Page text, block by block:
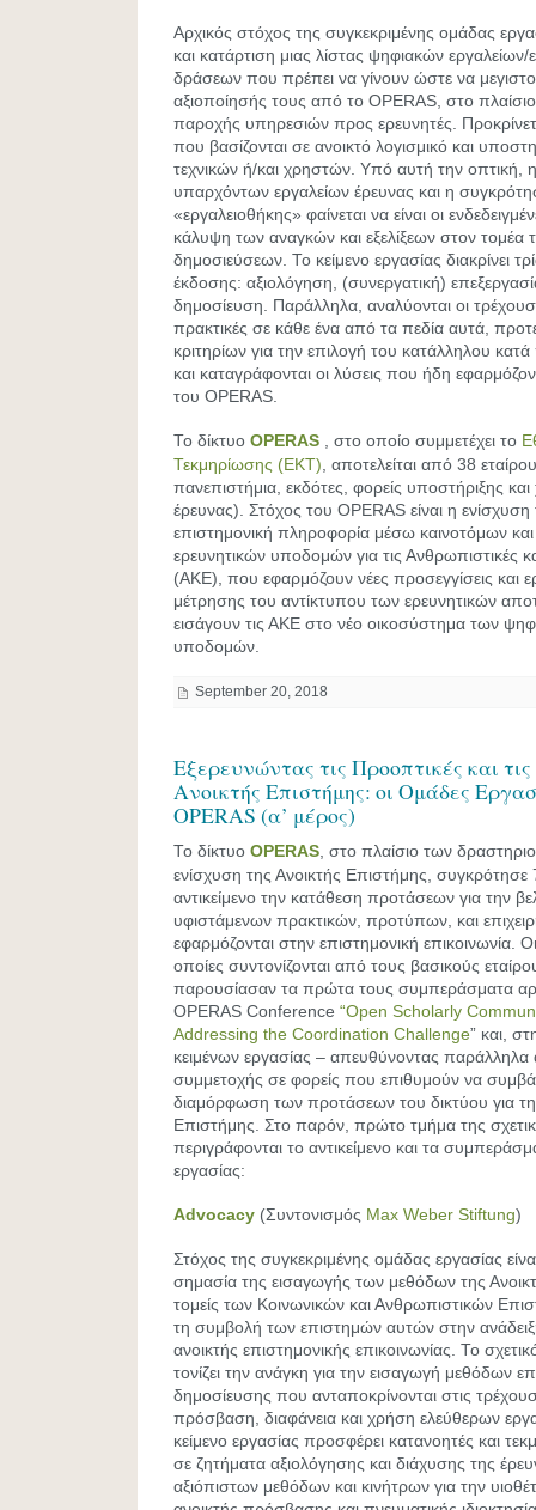
Αρχικός στόχος της συγκεκριμένης ομάδας
και κατάρτιση μιας λίστας ψηφιακών
δράσεων που πρέπει να γίνουν ώστε να
αξιοποίησής τους από το OPERAS, στο πλαίσιο
παροχής υπηρεσιών προς ερευνητές.
που βασίζονται σε ανοικτό λογισμικό και
τεχνικών ή/και χρηστών. Υπό αυτή την οπτική,
υπαρχόντων εργαλείων έρευνας και η
«εργαλειοθήκης» φαίνεται να είναι οι
κάλυψη των αναγκών και εξελίξεων στον τομέα
δημοσιεύσεων. Το κείμενο εργασίας διακρίνει
έκδοσης: αξιολόγηση, (συνεργατική)
δημοσίευση. Παράλληλα, αναλύονται οι
πρακτικές σε κάθε ένα από τα πεδία αυτά,
κριτηρίων για την επιλογή του κατάλληλου
και καταγράφονται οι λύσεις που ήδη
του OPERAS.
Το δίκτυο OPERAS , στο οποίο συμμετέχει το
Τεκμηρίωσης (ΕΚΤ) , αποτελείται από 38
πανεπιστήμια, εκδότες, φορείς υποστήριξης
έρευνας). Στόχος του OPERAS είναι η
επιστημονική πληροφορία μέσω καινοτόμων και
ερευνητικών υποδομών για τις Ανθρωπιστικές
(ΑΚΕ), που εφαρμόζουν νέες προσεγγίσεις και
μέτρησης του αντίκτυπου των ερευνητικών
εισάγουν τις ΑΚΕ στο νέο οικοσύστημα των
υποδομών.
September 20, 2018
Εξερευνώντας τις Προοπτικές και
Ανοικτής Επιστήμης: οι Ομάδες
OPERAS (α’ μέρος)
Το δίκτυο OPERAS , στο πλαίσιο των
ενίσχυση της Ανοικτής Επιστήμης, συγκρότησε
αντικείμενο την κατάθεση προτάσεων για την
υφιστάμενων πρακτικών, προτύπων, και
εφαρμόζονται στην επιστημονική επικοινωνία.
οποίες συντονίζονται από τους βασικούς
παρουσίασαν τα πρώτα τους συμπεράσματα
OPERAS Conference “Open Scholarly
Addressing the Coordination Challenge” και,
κειμένων εργασίας – απευθύνοντας
συμμετοχής σε φορείς που επιθυμούν να
διαμόρφωση των προτάσεων του δικτύου για
Επιστήμης. Στο παρόν, πρώτο τμήμα της
περιγράφονται το αντικείμενο και τα
εργασίας:
Advocacy (Συντονισμός Max Weber Stiftung)
Στόχος της συγκεκριμένης ομάδας εργασίας
σημασία της εισαγωγής των μεθόδων της
τομείς των Κοινωνικών και Ανθρωπιστικών
τη συμβολή των επιστημών αυτών στην
ανοικτής επιστημονικής επικοινωνίας. Το
τονίζει την ανάγκη για την εισαγωγή μεθόδων
δημοσίευσης που ανταποκρίνονται στις
πρόσβαση, διαφάνεια και χρήση ελεύθερων
κείμενο εργασίας προσφέρει κατανοητές και
σε ζητήματα αξιολόγησης και διάχυσης της
αξιόπιστων μεθόδων και κινήτρων για την